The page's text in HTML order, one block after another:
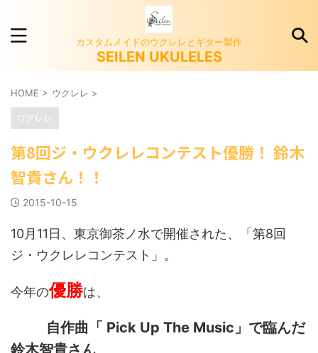
カスタムメイドのウクレレとギター製作
SEILEN UKULELES
HOME > ウクレレ >
ウクレレ
第8回ジ・ウクレレコンテスト優勝！ 鈴木
智貴さん！！
2015-10-15
10月11日、東京御茶ノ水で開催された、「第8回
ジ・ウクレレコンテスト」。
今年の優勝は、
自作曲「 Pick Up The Music」で臨んだ
鈴木智貴さん